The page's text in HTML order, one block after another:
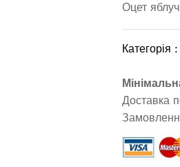
Оцет
Категорія :
Доставка